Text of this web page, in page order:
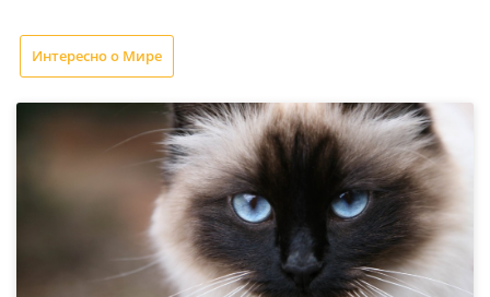
Интересно о Мире